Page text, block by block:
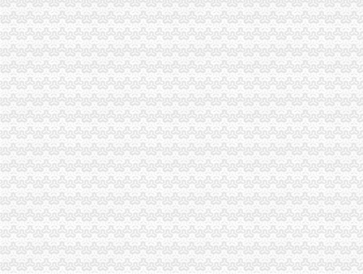
1元零付可注册广州公司【今日推荐网-广州工商/税务/财务】
工商登记制度改革满月北京注册两家“1元公司”-万象-古汉台网
0元注册公司
【图】宝0元注册公司,代理记账,帮忙跑腿哟_宝工商注册_宝
0元代办宁波公司|在线工商查询|流程费用|新政策—QZHUCE宁波注
重庆一元注册公司
【图】投资基金公司与基金管理公司注册条件（安l77lo7663l3_重庆公
页-重庆市一元商贸发展有限公司-主营：钢材；通讯器材；茶叶
重庆0元注册公司
重庆都尚装修有限公司-土巴兔装修网
荣威荣威550高优惠0万元,重庆世纪沪力汽车销售服务有限公司,
重庆免费注册公司
重庆冰盈注册安全工程师事务所有限公司
重庆九龙坡商标注册找哪个公司？_第1页_重庆E线广告设计策划_职场
免费注册公司
【成都注册公司公司注册只要0元免费注册】-锦江牛王庙易登网